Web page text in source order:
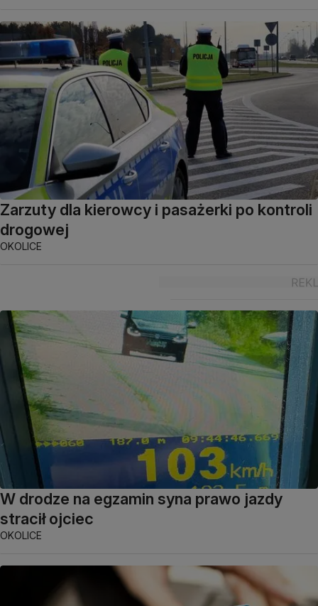
Zarzuty dla kierowcy i pasażerki po kontroli
drogowej
OKOLICE
W drodze na egzamin syna prawo jazdy
stracił ojciec
OKOLICE